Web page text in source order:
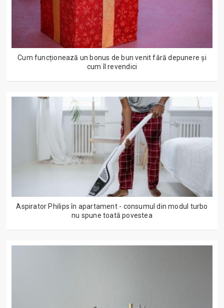
Cum funcționează un bonus de bun venit fără depunere și
cum îl revendici
Aspirator Philips în apartament - consumul din modul turbo
nu spune toată povestea